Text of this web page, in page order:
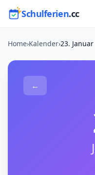
Schulferien.cc
Home›Kalender›23. Januar
←